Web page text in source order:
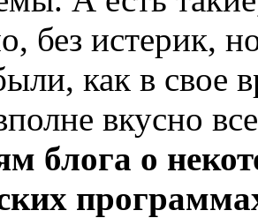
без истерик,
как в свое
вкусно
блога о